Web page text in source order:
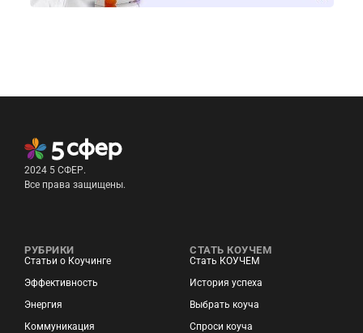
2024 5 СФЕР.
Все права защищены.
РУБРИКИ
Статьи о Коучинге
Эффективность
Энергия
Коммуникация
СТАТЬ КОУЧЕМ
Стать КОУЧЕМ
История успеха
Выбрать коуча
Спроси коуча